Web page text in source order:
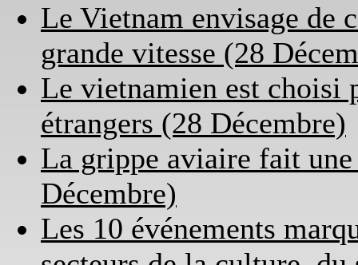
Le Vietnam envisage de
grande vitesse (28
Le vietnamien est choisi
étrangers (28 Décembre)
La grippe aviaire fait
Décembre)
Les 10 événements